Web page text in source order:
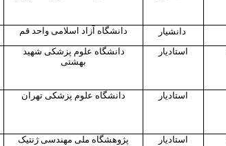
دانشیار دانشگاه آزاد اسلامی واحد قم
استادیار
دانشگاه علوم پزشکی شهید
بهشتی
استادیار دانشگاه علوم پزشکی تهران
استادیار پژوهشگاه ملی مهندسی ژنتیک